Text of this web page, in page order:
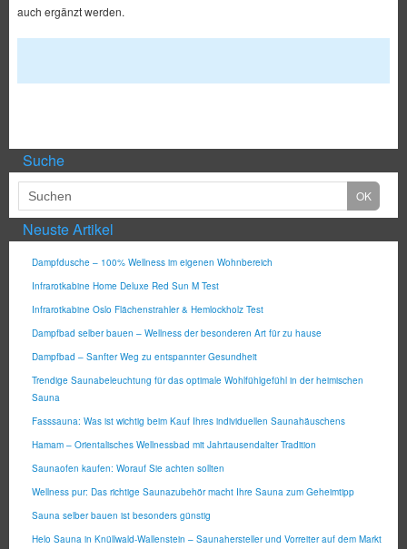
auch ergänzt werden.
Suche
Neuste Artikel
Dampfdusche – 100% Wellness im eigenen Wohnbereich
Infrarotkabine Home Deluxe Red Sun M Test
Infrarotkabine Oslo Flächenstrahler & Hemlockholz Test
Dampfbad selber bauen – Wellness der besonderen Art für zu hause
Dampfbad – Sanfter Weg zu entspannter Gesundheit
Trendige Saunabeleuchtung für das optimale Wohlfühlgefühl in der heimischen
Sauna
Fasssauna: Was ist wichtig beim Kauf Ihres individuellen Saunahäuschens
Hamam – Orientalisches Wellnessbad mit Jahrtausendalter Tradition
Saunaofen kaufen: Worauf Sie achten sollten
Wellness pur: Das richtige Saunazubehör macht Ihre Sauna zum Geheimtipp
Sauna selber bauen ist besonders günstig
Helo Sauna in Knüllwald-Wallenstein – Saunahersteller und Vorreiter auf dem Markt